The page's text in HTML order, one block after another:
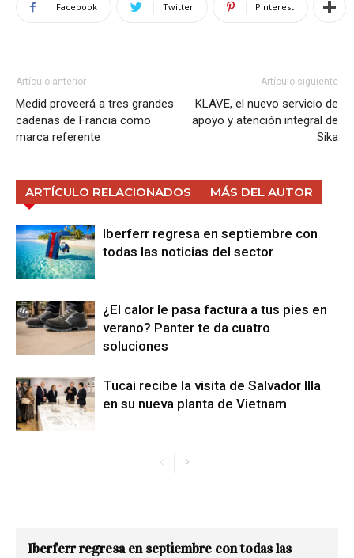
Facebook Twitter Pinterest
Artículo anterior
Medid proveerá a tres grandes
cadenas de Francia como
marca referente
Artículo siguiente
KLAVE, el nuevo servicio de
apoyo y atención integral de
Sika
ARTÍCULO RELACIONADOS MÁS DEL AUTOR
Iberferr regresa en septiembre con
todas las noticias del sector
¿El calor le pasa factura a tus pies en
verano? Panter te da cuatro
soluciones
Tucai recibe la visita de Salvador Illa
en su nueva planta de Vietnam
Iberferr regresa en septiembre con todas las